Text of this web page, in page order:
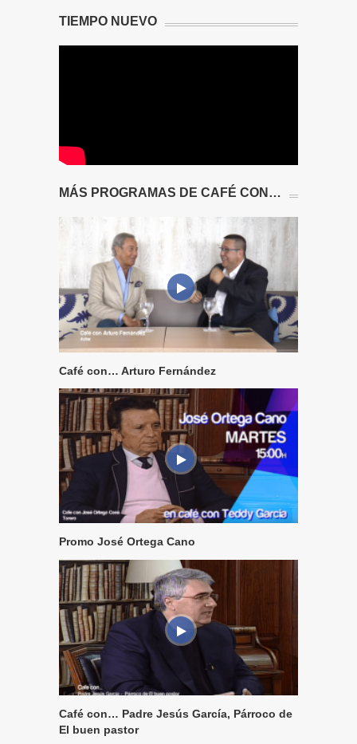
TIEMPO NUEVO
MÁS PROGRAMAS DE CAFÉ CON…
Café con… Arturo Fernández
Promo José Ortega Cano
Café con… Padre Jesús García, Párroco de
El buen pastor